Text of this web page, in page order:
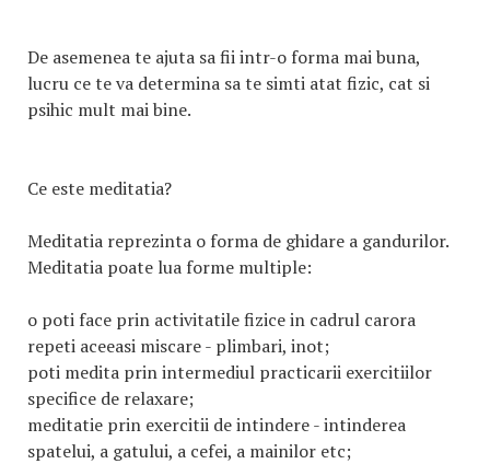
De asemenea te ajuta sa fii intr-o forma mai buna,
lucru ce te va determina sa te simti atat fizic, cat si
psihic mult mai bine.
Ce este meditatia?
Meditatia reprezinta o forma de ghidare a gandurilor.
Meditatia poate lua forme multiple:
o poti face prin activitatile fizice in cadrul carora
repeti aceeasi miscare - plimbari, inot;
poti medita prin intermediul practicarii exercitiilor
specifice de relaxare;
meditatie prin exercitii de intindere - intinderea
spatelui, a gatului, a cefei, a mainilor etc;